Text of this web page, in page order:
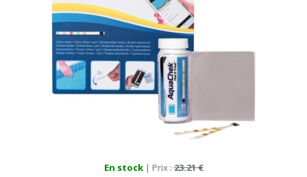
En stock| Prix :23.21 €